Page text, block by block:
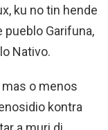
ku no tin hende
pueblo Garifuna,
Nativo.
mas o menos
kontra